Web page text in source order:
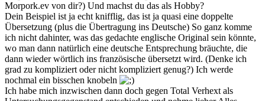
Morpork.ev von dir?) Und machst du das als Hobby?
Dein Beispiel ist ja echt knifflig, das ist ja quasi eine doppelte
Übersetzung (plus die Übertragung ins Deutsche) So ganz komme
ich nicht dahinter, was das gedachte englische Original sein könnte,
wo man dann natürlich eine deutsche Entsprechung bräuchte, die
dann wieder wörtlich ins französische übersetzt wird. (Denke ich
grad zu kompliziert oder nicht kompliziert genug?) Ich werde
nochmal ein bisschen knobeln
Ich habe mich inzwischen dann doch gegen Total Verhext als